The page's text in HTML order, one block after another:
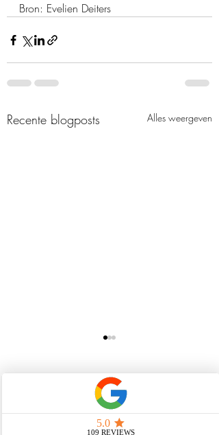
Bron: Evelien Deiters
Recente blogposts Alles weergeven